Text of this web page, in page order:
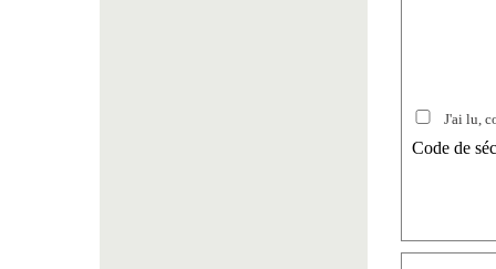
J'ai lu,
Code de